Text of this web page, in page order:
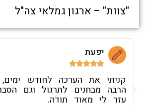
"צוות" – ארגון גמלאי צה"ל
יפעת





קניתי את הערכה לחודש
הרבה מבחנים לתרגול וגם
עזר לי מאוד תודה.